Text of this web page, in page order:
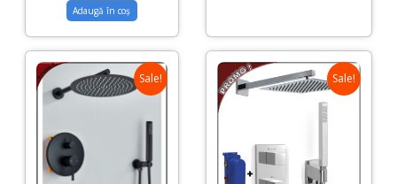
Adaugă în coș
Sale! Sale!